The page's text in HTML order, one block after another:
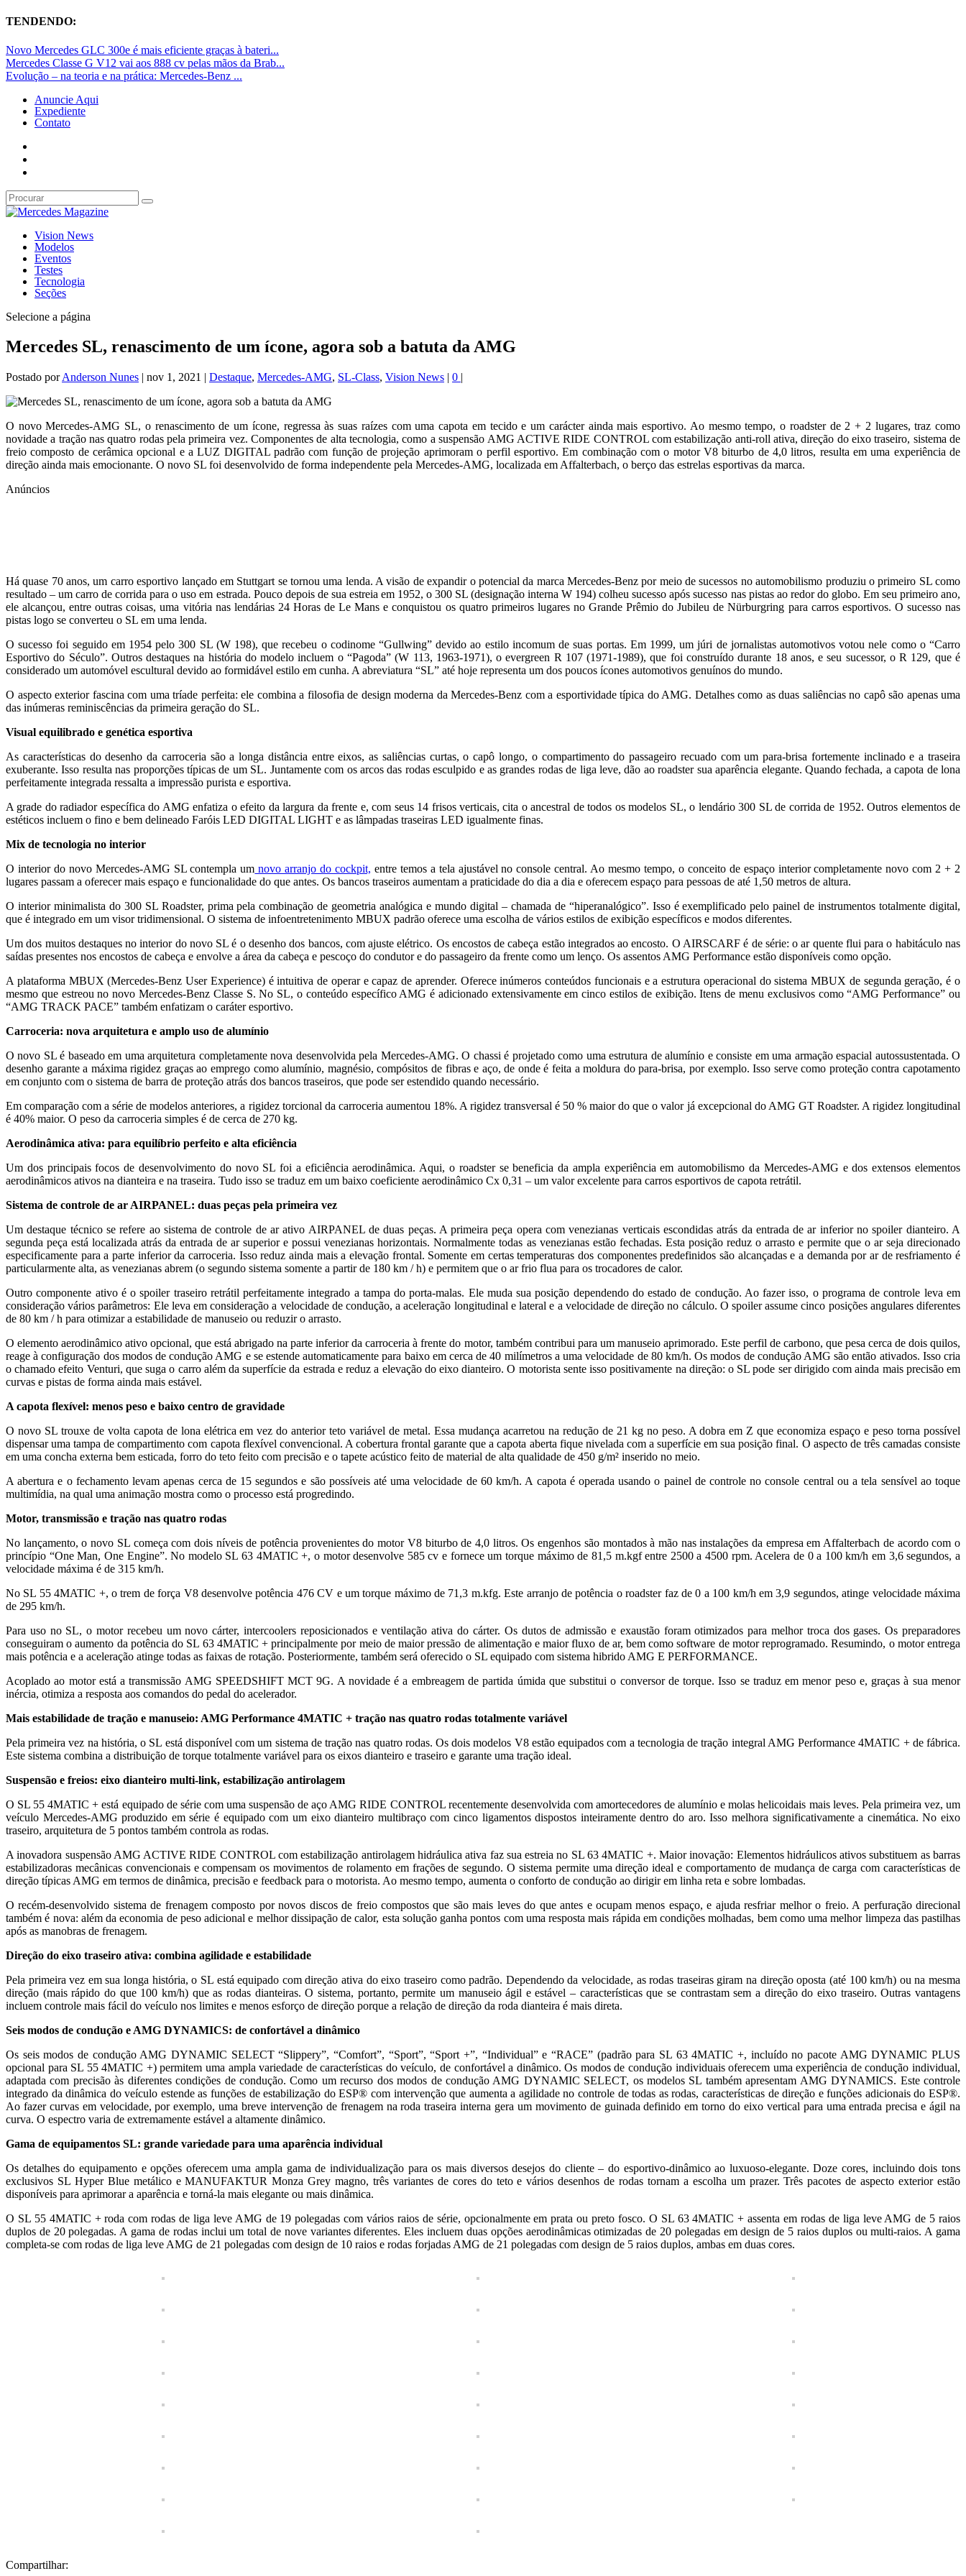
TENDENDO:
Novo Mercedes GLC 300e é mais eficiente graças à bateri...
Mercedes Classe G V12 vai aos 888 cv pelas mãos da Brab...
Evolução – na teoria e na prática: Mercedes-Benz ...
Anuncie Aqui
Expediente
Contato
Vision News
Modelos
Eventos
Testes
Tecnologia
Seções
Selecione a página
Mercedes SL, renascimento de um ícone, agora sob a batuta da AMG
Postado porAnderson Nunes | nov 1, 2021 | Destaque, Mercedes-AMG, SL-Class, Vision News | 0 |
O novo Mercedes-AMG SL, o renascimento de um ícone, regressa às suas raízes com uma capota em tecido e um carácter ainda mais esportivo. Ao mesmo tempo, o roadster de 2 + 2 lugares, traz como
novidade a tração nas quatro rodas pela primeira vez. Componentes de alta tecnologia, como a suspensão AMG ACTIVE RIDE CONTROL com estabilização anti-roll ativa, direção do eixo traseiro, sistema de
freio composto de cerâmica opcional e a LUZ DIGITAL padrão com função de projeção aprimoram o perfil esportivo. Em combinação com o motor V8 biturbo de 4,0 litros, resulta em uma experiência de
direção ainda mais emocionante. O novo SL foi desenvolvido de forma independente pela Mercedes-AMG, localizada em Affalterbach, o berço das estrelas esportivas da marca.
Anúncios
Há quase 70 anos, um carro esportivo lançado em Stuttgart se tornou uma lenda. A visão de expandir o potencial da marca Mercedes-Benz por meio de sucessos no automobilismo produziu o primeiro SL como
resultado – um carro de corrida para o uso em estrada. Pouco depois de sua estreia em 1952, o 300 SL (designação interna W 194) colheu sucesso após sucesso nas pistas ao redor do globo. Em seu primeiro ano,
ele alcançou, entre outras coisas, uma vitória nas lendárias 24 Horas de Le Mans e conquistou os quatro primeiros lugares no Grande Prêmio do Jubileu de Nürburgring para carros esportivos. O sucesso nas
pistas logo se converteu o SL em uma lenda.
O sucesso foi seguido em 1954 pelo 300 SL (W 198), que recebeu o codinome “Gullwing” devido ao estilo incomum de suas portas. Em 1999, um júri de jornalistas automotivos votou nele como o “Carro
Esportivo do Século”. Outros destaques na história do modelo incluem o “Pagoda” (W 113, 1963-1971), o evergreen R 107 (1971-1989), que foi construído durante 18 anos, e seu sucessor, o R 129, que é
considerado um automóvel escultural devido ao formidável estilo em cunha. A abreviatura “SL” até hoje representa um dos poucos ícones automotivos genuínos do mundo.
O aspecto exterior fascina com uma tríade perfeita: ele combina a filosofia de design moderna da Mercedes-Benz com a esportividade típica do AMG. Detalhes como as duas saliências no capô são apenas uma
das inúmeras reminiscências da primeira geração do SL.
Visual equilibrado e genética esportiva
As características do desenho da carroceria são a longa distância entre eixos, as saliências curtas, o capô longo, o compartimento do passageiro recuado com um para-brisa fortemente inclinado e a traseira
exuberante. Isso resulta nas proporções típicas de um SL. Juntamente com os arcos das rodas esculpido e as grandes rodas de liga leve, dão ao roadster sua aparência elegante. Quando fechada, a capota de lona
perfeitamente integrada ressalta a impressão purista e esportiva.
A grade do radiador específica do AMG enfatiza o efeito da largura da frente e, com seus 14 frisos verticais, cita o ancestral de todos os modelos SL, o lendário 300 SL de corrida de 1952. Outros elementos de
estéticos incluem o fino e bem delineado Faróis LED DIGITAL LIGHT e as lâmpadas traseiras LED igualmente finas.
Mix de tecnologia no interior
O interior do novo Mercedes-AMG SL contempla um novo arranjo do cockpit, entre temos a tela ajustável no console central. Ao mesmo tempo, o conceito de espaço interior completamente novo com 2 + 2
lugares passam a oferecer mais espaço e funcionalidade do que antes. Os bancos traseiros aumentam a praticidade do dia a dia e oferecem espaço para pessoas de até 1,50 metros de altura.
O interior minimalista do 300 SL Roadster, prima pela combinação de geometria analógica e mundo digital – chamada de “hiperanalógico”. Isso é exemplificado pelo painel de instrumentos totalmente digital,
que é integrado em um visor tridimensional. O sistema de infoentretenimento MBUX padrão oferece uma escolha de vários estilos de exibição específicos e modos diferentes.
Um dos muitos destaques no interior do novo SL é o desenho dos bancos, com ajuste elétrico. Os encostos de cabeça estão integrados ao encosto. O AIRSCARF é de série: o ar quente flui para o habitáculo nas
saídas presentes nos encostos de cabeça e envolve a área da cabeça e pescoço do condutor e do passageiro da frente como um lenço. Os assentos AMG Performance estão disponíveis como opção.
A plataforma MBUX (Mercedes-Benz User Experience) é intuitiva de operar e capaz de aprender. Oferece inúmeros conteúdos funcionais e a estrutura operacional do sistema MBUX de segunda geração, é o
mesmo que estreou no novo Mercedes-Benz Classe S. No SL, o conteúdo específico AMG é adicionado extensivamente em cinco estilos de exibição. Itens de menu exclusivos como “AMG Performance” ou
“AMG TRACK PACE” também enfatizam o caráter esportivo.
Carroceria: nova arquitetura e amplo uso de alumínio
O novo SL é baseado em uma arquitetura completamente nova desenvolvida pela Mercedes-AMG. O chassi é projetado como uma estrutura de alumínio e consiste em uma armação espacial autossustentada. O
desenho garante a máxima rigidez graças ao emprego como alumínio, magnésio, compósitos de fibras e aço, de onde é feita a moldura do para-brisa, por exemplo. Isso serve como proteção contra capotamento
em conjunto com o sistema de barra de proteção atrás dos bancos traseiros, que pode ser estendido quando necessário.
Em comparação com a série de modelos anteriores, a rigidez torcional da carroceria aumentou 18%. A rigidez transversal é 50 % maior do que o valor já excepcional do AMG GT Roadster. A rigidez longitudinal
é 40% maior. O peso da carroceria simples é de cerca de 270 kg.
Aerodinâmica ativa: para equilíbrio perfeito e alta eficiência
Um dos principais focos de desenvolvimento do novo SL foi a eficiência aerodinâmica. Aqui, o roadster se beneficia da ampla experiência em automobilismo da Mercedes-AMG e dos extensos elementos
aerodinâmicos ativos na dianteira e na traseira. Tudo isso se traduz em um baixo coeficiente aerodinâmico Cx 0,31 – um valor excelente para carros esportivos de capota retrátil.
Sistema de controle de ar AIRPANEL: duas peças pela primeira vez
Um destaque técnico se refere ao sistema de controle de ar ativo AIRPANEL de duas peças. A primeira peça opera com venezianas verticais escondidas atrás da entrada de ar inferior no spoiler dianteiro. A
segunda peça está localizada atrás da entrada de ar superior e possui venezianas horizontais. Normalmente todas as venezianas estão fechadas. Esta posição reduz o arrasto e permite que o ar seja direcionado
especificamente para a parte inferior da carroceria. Isso reduz ainda mais a elevação frontal. Somente em certas temperaturas dos componentes predefinidos são alcançadas e a demanda por ar de resfriamento é
particularmente alta, as venezianas abrem (o segundo sistema somente a partir de 180 km / h) e permitem que o ar frio flua para os trocadores de calor.
Outro componente ativo é o spoiler traseiro retrátil perfeitamente integrado a tampa do porta-malas. Ele muda sua posição dependendo do estado de condução. Ao fazer isso, o programa de controle leva em
consideração vários parâmetros: Ele leva em consideração a velocidade de condução, a aceleração longitudinal e lateral e a velocidade de direção no cálculo. O spoiler assume cinco posições angulares diferentes
de 80 km / h para otimizar a estabilidade de manuseio ou reduzir o arrasto.
O elemento aerodinâmico ativo opcional, que está abrigado na parte inferior da carroceria à frente do motor, também contribui para um manuseio aprimorado. Este perfil de carbono, que pesa cerca de dois quilos,
reage à configuração dos modos de condução AMG e se estende automaticamente para baixo em cerca de 40 milímetros a uma velocidade de 80 km/h. Os modos de condução AMG são então ativados. Isso cria
o chamado efeito Venturi, que suga o carro além da superfície da estrada e reduz a elevação do eixo dianteiro. O motorista sente isso positivamente na direção: o SL pode ser dirigido com ainda mais precisão em
curvas e pistas de forma ainda mais estável.
A capota flexível: menos peso e baixo centro de gravidade
O novo SL trouxe de volta capota de lona elétrica em vez do anterior teto variável de metal. Essa mudança acarretou na redução de 21 kg no peso. A dobra em Z que economiza espaço e peso torna possível
dispensar uma tampa de compartimento com capota flexível convencional. A cobertura frontal garante que a capota aberta fique nivelada com a superfície em sua posição final. O aspecto de três camadas consiste
em uma concha externa bem esticada, forro do teto feito com precisão e o tapete acústico feito de material de alta qualidade de 450 g/m² inserido no meio.
A abertura e o fechamento levam apenas cerca de 15 segundos e são possíveis até uma velocidade de 60 km/h. A capota é operada usando o painel de controle no console central ou a tela sensível ao toque
multimídia, na qual uma animação mostra como o processo está progredindo.
Motor, transmissão e tração nas quatro rodas
No lançamento, o novo SL começa com dois níveis de potência provenientes do motor V8 biturbo de 4,0 litros. Os engenhos são montados à mão nas instalações da empresa em Affalterbach de acordo com o
princípio “One Man, One Engine”. No modelo SL 63 4MATIC +, o motor desenvolve 585 cv e fornece um torque máximo de 81,5 m.kgf entre 2500 a 4500 rpm. Acelera de 0 a 100 km/h em 3,6 segundos, a
velocidade máxima é de 315 km/h.
No SL 55 4MATIC +, o trem de força V8 desenvolve potência 476 CV e um torque máximo de 71,3 m.kfg. Este arranjo de potência o roadster faz de 0 a 100 km/h em 3,9 segundos, atinge velocidade máxima
de 295 km/h.
Para uso no SL, o motor recebeu um novo cárter, intercoolers reposicionados e ventilação ativa do cárter. Os dutos de admissão e exaustão foram otimizados para melhor troca dos gases. Os preparadores
conseguiram o aumento da potência do SL 63 4MATIC + principalmente por meio de maior pressão de alimentação e maior fluxo de ar, bem como software de motor reprogramado. Resumindo, o motor entrega
mais potência e a aceleração atinge todas as faixas de rotação. Posteriormente, também será oferecido o SL equipado com sistema hibrido AMG E PERFORMANCE.
Acoplado ao motor está a transmissão AMG SPEEDSHIFT MCT 9G. A novidade é a embreagem de partida úmida que substitui o conversor de torque. Isso se traduz em menor peso e, graças à sua menor
inércia, otimiza a resposta aos comandos do pedal do acelerador.
Mais estabilidade de tração e manuseio: AMG Performance 4MATIC + tração nas quatro rodas totalmente variável
Pela primeira vez na história, o SL está disponível com um sistema de tração nas quatro rodas. Os dois modelos V8 estão equipados com a tecnologia de tração integral AMG Performance 4MATIC + de fábrica.
Este sistema combina a distribuição de torque totalmente variável para os eixos dianteiro e traseiro e garante uma tração ideal.
Suspensão e freios: eixo dianteiro multi-link, estabilização antirolagem
O SL 55 4MATIC + está equipado de série com uma suspensão de aço AMG RIDE CONTROL recentemente desenvolvida com amortecedores de alumínio e molas helicoidais mais leves. Pela primeira vez, um
veículo Mercedes-AMG produzido em série é equipado com um eixo dianteiro multibraço com cinco ligamentos dispostos inteiramente dentro do aro. Isso melhora significativamente a cinemática. No eixo
traseiro, arquitetura de 5 pontos também controla as rodas.
A inovadora suspensão AMG ACTIVE RIDE CONTROL com estabilização antirolagem hidráulica ativa faz sua estreia no SL 63 4MATIC +. Maior inovação: Elementos hidráulicos ativos substituem as barras
estabilizadoras mecânicas convencionais e compensam os movimentos de rolamento em frações de segundo. O sistema permite uma direção ideal e comportamento de mudança de carga com características de
direção típicas AMG em termos de dinâmica, precisão e feedback para o motorista. Ao mesmo tempo, aumenta o conforto de condução ao dirigir em linha reta e sobre lombadas.
O recém-desenvolvido sistema de frenagem composto por novos discos de freio compostos que são mais leves do que antes e ocupam menos espaço, e ajuda resfriar melhor o freio. A perfuração direcional
também é nova: além da economia de peso adicional e melhor dissipação de calor, esta solução ganha pontos com uma resposta mais rápida em condições molhadas, bem como uma melhor limpeza das pastilhas
após as manobras de frenagem.
Direção do eixo traseiro ativa: combina agilidade e estabilidade
Pela primeira vez em sua longa história, o SL está equipado com direção ativa do eixo traseiro como padrão. Dependendo da velocidade, as rodas traseiras giram na direção oposta (até 100 km/h) ou na mesma
direção (mais rápido do que 100 km/h) que as rodas dianteiras. O sistema, portanto, permite um manuseio ágil e estável – características que se contrastam sem a direção do eixo traseiro. Outras vantagens
incluem controle mais fácil do veículo nos limites e menos esforço de direção porque a relação de direção da roda dianteira é mais direta.
Seis modos de condução e AMG DYNAMICS: de confortável a dinâmico
Os seis modos de condução AMG DYNAMIC SELECT “Slippery”, “Comfort”, “Sport”, “Sport +”, “Individual” e “RACE” (padrão para SL 63 4MATIC +, incluído no pacote AMG DYNAMIC PLUS
opcional para SL 55 4MATIC +) permitem uma ampla variedade de características do veículo, de confortável a dinâmico. Os modos de condução individuais oferecem uma experiência de condução individual,
adaptada com precisão às diferentes condições de condução. Como um recurso dos modos de condução AMG DYNAMIC SELECT, os modelos SL também apresentam AMG DYNAMICS. Este controle
integrado da dinâmica do veículo estende as funções de estabilização do ESP® com intervenção que aumenta a agilidade no controle de todas as rodas, características de direção e funções adicionais do ESP®.
Ao fazer curvas em velocidade, por exemplo, uma breve intervenção de frenagem na roda traseira interna gera um movimento de guinada definido em torno do eixo vertical para uma entrada precisa e ágil na
curva. O espectro varia de extremamente estável a altamente dinâmico.
Gama de equipamentos SL: grande variedade para uma aparência individual
Os detalhes do equipamento e opções oferecem uma ampla gama de individualização para os mais diversos desejos do cliente – do esportivo-dinâmico ao luxuoso-elegante. Doze cores, incluindo dois tons
exclusivos SL Hyper Blue metálico e MANUFAKTUR Monza Grey magno, três variantes de cores do teto e vários desenhos de rodas tornam a escolha um prazer. Três pacotes de aspecto exterior estão
disponíveis para aprimorar a aparência e torná-la mais elegante ou mais dinâmica.
O SL 55 4MATIC + roda com rodas de liga leve AMG de 19 polegadas com vários raios de série, opcionalmente em prata ou preto fosco. O SL 63 4MATIC + assenta em rodas de liga leve AMG de 5 raios
duplos de 20 polegadas. A gama de rodas inclui um total de nove variantes diferentes. Eles incluem duas opções aerodinâmicas otimizadas de 20 polegadas em design de 5 raios duplos ou multi-raios. A gama
completa-se com rodas de liga leve AMG de 21 polegadas com design de 10 raios e rodas forjadas AMG de 21 polegadas com design de 5 raios duplos, ambas em duas cores.
Compartilhar: